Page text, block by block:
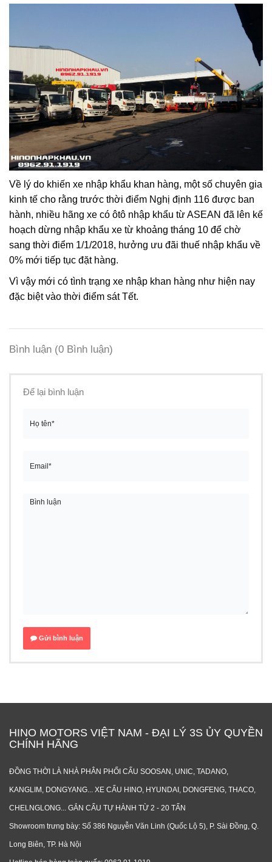
Về lý do khiến xe nhập khẩu khan hàng, một số chuyên gia
kinh tế cho rằng trước thời điểm Nghị định 116 được ban
hành, nhiều hãng xe có ôtô nhập khẩu từ ASEAN đã lên kế
hoạch dừng nhập khẩu xe từ khoảng tháng 10 để chờ
sang thời điểm 1/1/2018, hưởng ưu đãi thuế nhập khẩu về
0% mới tiếp tục đặt hàng.
Vì vậy mới có tình trạng xe nhập khan hàng như hiện nay
đặc biệt vào thời điểm sát Tết.
Bình luận (0 Bình luận)
Để lại bình luận
Gửi bình luận
HINO MOTORS VIỆT NAM - ĐẠI LÝ 3S ỦY QUYỀN
CHÍNH HÃNG
ĐỒNG THỜI LÀ NHÀ PHÂN PHỐI CẨU SOOSAN, UNIC, TADANO,
KANGLIM, DONGYANG... XE CẨU HINO, HYUNDAI, DONGFENG, THACO,
CHELNGLONG... GẮN CẨU TỰ HÀNH TỪ 2 - 20 TẤN
Showroom trưng bày: Số 386 Nguyễn Văn Linh (Quốc Lộ 5), P. Sài Đồng, Q.
Long Biên, TP. Hà Nội